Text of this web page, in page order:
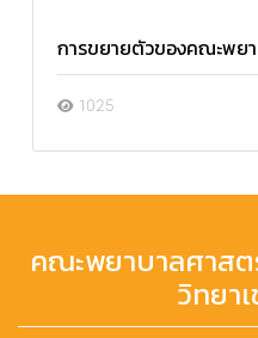
การขยายตัวของคณะพย
1025
คณะพยาบาลศาส
วิทยา